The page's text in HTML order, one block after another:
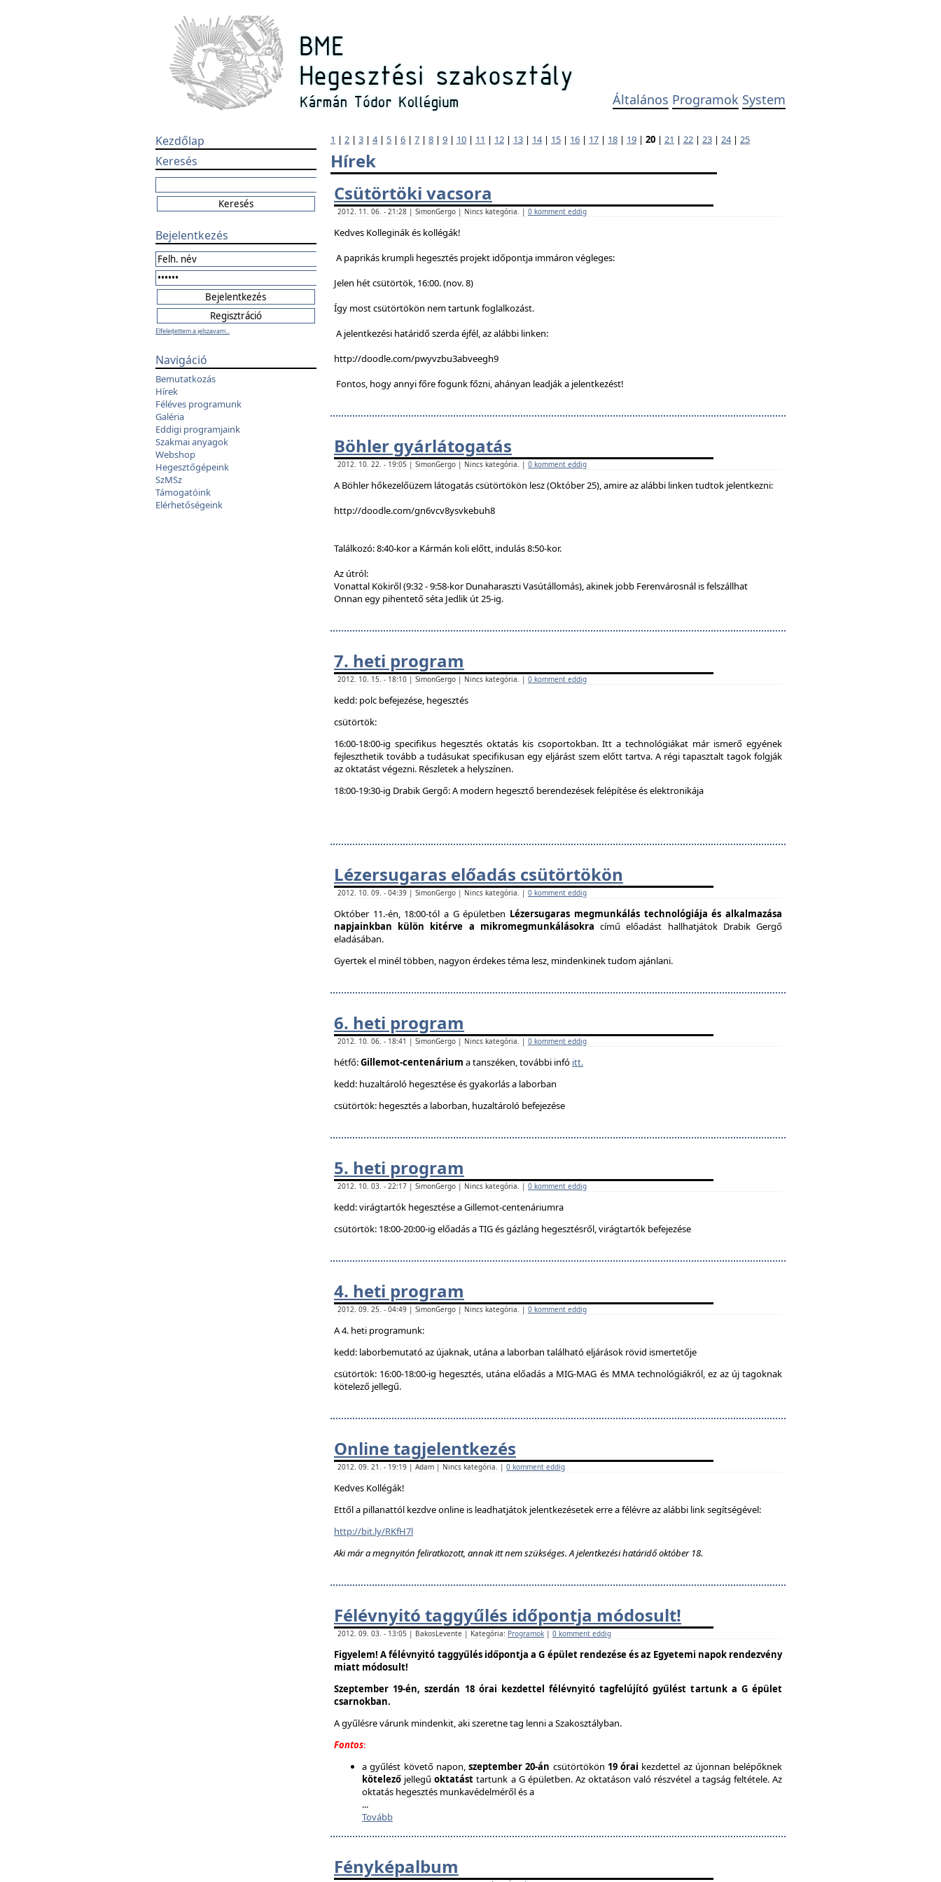
Általános Programok System
Kezdőlap
Keresés
Bejelentkezés
Elfelejtettem a jelszavam...
Navigáció
Bemutatkozás
Hírek
Féléves programunk
Galéria
Eddigi programjaink
Szakmai anyagok
Webshop
Hegesztőgépeink
SzMSz
Támogatóink
Elérhetőségeink
1 | 2 | 3 | 4| 5 | 6 | 7 | 8 | 9 | 10 | 11 | 12 | 13 | 14| 15 | 16 | 17 | 18 | 19 | 20 | 21 | 22 | 23 | 24| 25
Hírek
Csütörtöki vacsora
2012. 11. 06. - 21:28 | SimonGergo | Nincs kategória. | 0 komment eddig
Kedves Kolleginák és kollégák!
A paprikás krumpli hegesztés projekt időpontja immáron végleges:
Jelen hét csütörtök, 16:00. (nov. 8)
Így most csütörtökön nem tartunk foglalkozást.
A jelentkezési határidő szerda éjfél, az alábbi linken:
http://doodle.com/pwyvzbu3abveegh9
Fontos, hogy annyi főre fogunk főzni, ahányan leadják a jelentkezést!
Böhler gyárlátogatás
2012. 10. 22. - 19:05 | SimonGergo | Nincs kategória. | 0 komment eddig
A Böhler hőkezelőüzem látogatás csütörtökön lesz (Október 25), amire az alábbi linken tudtok jelentkezni:
http://doodle.com/gn6vcv8ysvkebuh8
Találkozó: 8:40-kor a Kármán koli előtt, indulás 8:50-kor.
Az útról:
Vonattal Kökiről (9:32 - 9:58-kor Dunaharaszti Vasútállomás), akinek jobb Ferenvárosnál is felszállhat
Onnan egy pihentető séta Jedlik út 25-ig.
7. heti program
2012. 10. 15. - 18:10 | SimonGergo | Nincs kategória. | 0 komment eddig
kedd: polc befejezése, hegesztés
csütörtök:
16:00-18:00-ig specifikus hegesztés oktatás kis csoportokban. Itt a technológiákat már ismerő egyének
fejleszthetik tovább a tudásukat specifikusan egy eljárást szem előtt tartva. A régi tapasztalt tagok folgják
az oktatást végezni. Részletek a helyszínen.
18:00-19:30-ig Drabik Gergő: A modern hegesztő berendezések felépítése és elektronikája
Lézersugaras előadás csütörtökön
2012. 10. 09. - 04:39 | SimonGergo | Nincs kategória. | 0 komment eddig
Október 11.-én, 18:00-tól a G épületben Lézersugaras megmunkálás technológiája és alkalmazása
napjainkban külön kitérve a mikromegmunkálásokracímű előadást hallhatjátok Drabik Gergő
eladásában.
Gyertek el minél többen, nagyon érdekes téma lesz, mindenkinek tudom ajánlani.
6. heti program
2012. 10. 06. - 18:41 | SimonGergo | Nincs kategória. | 0 komment eddig
hétfő:Gillemot-centenárium a tanszéken, további infó itt.
kedd: huzaltároló hegesztése és gyakorlás a laborban
csütörtök: hegesztés a laborban, huzaltároló befejezése
5. heti program
2012. 10. 03. - 22:17 | SimonGergo | Nincs kategória. | 0 komment eddig
kedd: virágtartók hegesztése a Gillemot-centenáriumra
csütörtök: 18:00-20:00-ig előadás a TIG és gázláng hegesztésről, virágtartók befejezése
4. heti program
2012. 09. 25. - 04:49 | SimonGergo | Nincs kategória. | 0 komment eddig
A 4. heti programunk:
kedd: laborbemutató az újaknak, utána a laborban található eljárások rövid ismertetője
csütörtök: 16:00-18:00-ig hegesztés, utána előadás a MIG-MAG és MMA technológiákról, ez az új tagoknak
kötelező jellegű.
Online tagjelentkezés
2012. 09. 21. - 19:19 | Adam | Nincs kategória. | 0 komment eddig
Kedves Kollégák!
Ettől a pillanattól kezdve online is leadhatjátok jelentkezésetek erre a félévre az alábbi link segítségével:
http://bit.ly/RKfH7l
Aki már a megnyitón feliratkozott, annak itt nem szükséges. A jelentkezési határidő október 18.
Félévnyitó taggyűlés időpontja módosult!
2012. 09. 03. - 13:05 | BakosLevente | Kategória: Programok | 0 komment eddig
Figyelem! A félévnyitó taggyűlés időpontja a G épület rendezése és az Egyetemi napok rendezvény
miatt módosult!
Szeptember 19-én, szerdán 18 órai kezdettel félévnyitó tagfelújító gyűlést tartunk a G épület
csarnokban.
A gyűlésre várunk mindenkit, aki szeretne tag lenni a Szakosztályban.
Fontos:
a gyűlést követő napon, szeptember 20-án csütörtökön 19 órai kezdettel az újonnan belépőknek
kötelező jellegűoktatásttartunk a G épületben. Az oktatáson való részvétel a tagság feltétele. Az
oktatás hegesztés munkavédelméről és a
...
Tovább
Fényképalbum